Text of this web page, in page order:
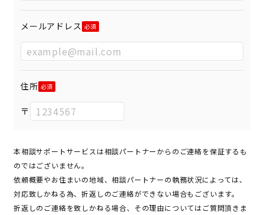
メールアドレス
住所
〒
本相談サポートサービスは相談パートナーからのご連絡を保証するも
のではございません。
依頼概要やお住まいの地域、相談パートナーの執務状況によっては、
対応致しかねる為、折返しのご連絡ができない場合もございます。
折返しのご連絡を致しかねる場合、その理由についてはご質問頂きま